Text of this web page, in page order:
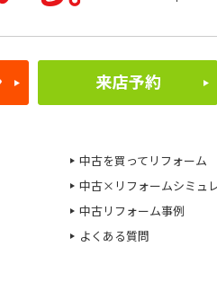
中古を買ってリフォーム
中古×リフォームシミュ
中古リフォーム事例
よくある質問